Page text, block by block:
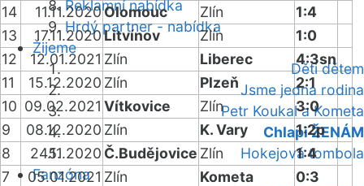
Reklamní nabídka
Hrdý partner - nabídka
Žijeme
Děti dětem
Jsme jedna rodina
Petr Koukal a Kometa
Chlapi ŽENÁM
Hokejová tombola
Fanzóna
14 11.11.2020 Olomouc Zlín
1:4
13
17.11.2020Litvínov Zlín
1:0
12
12.01.2021 Zlín Liberec
4:3sn
11
15.12.2020 Zlín Plzeň
2:1
10 09.02.2021 Vítkovice Zlín
3:0
9
08.12.2020 Zlín K. Vary
1:2p
8
24.11.2020 Č.Budějovice Zlín
1:4
7
05.01.2021 Zlín Kometa
0:3